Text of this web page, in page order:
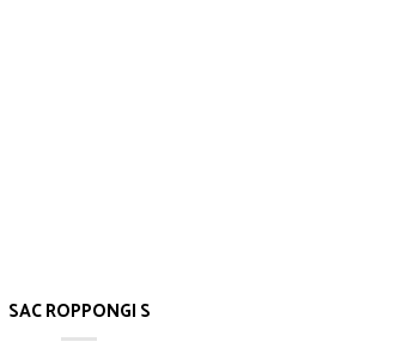
SAC ROPPONGI S